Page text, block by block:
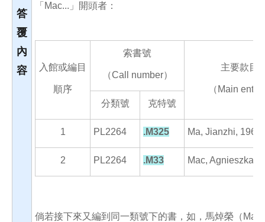
答
覆
內
容
「Mac...」開頭者：
入館或編目
順序
索書號
（Call number）
主要款目
（Main entry
分類號
克特號
1 PL2264 .M325 Ma, Jianzhi, 1962-
2 PL2264 .M33 Mac, Agnieszka
倘若接下來又編到同一類號下的書，如，馬焯榮（Ma,